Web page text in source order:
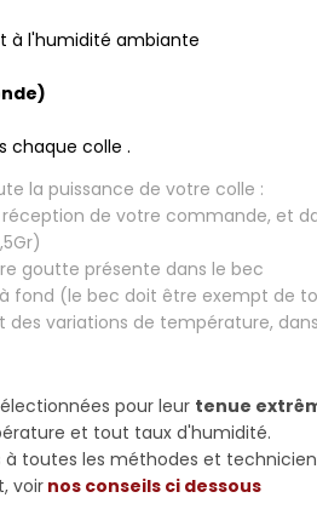
à l'humidité ambiante
chaque colle .
la puissance de votre colle :
de votre commande, et
goutte présente dans le bec
fond (le bec doit être exempt de
variations de température,
pour leur tenue
et tout taux d'humidité.
toutes les méthodes et
voir nos conseils ci dessous